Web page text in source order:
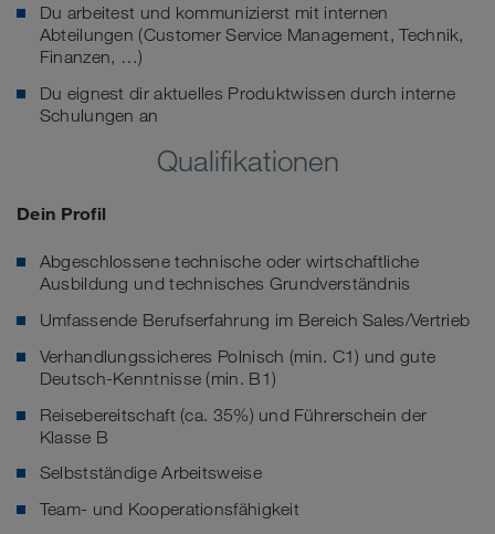
Du arbeitest und kommunizierst mit internen
Abteilungen (Customer Service Management, Technik,
Finanzen, …)
Du eignest dir aktuelles Produktwissen durch interne
Schulungen an
Qualifikationen
Dein Profil
Abgeschlossene technische oder wirtschaftliche
Ausbildung und technisches Grundverständnis
Umfassende Berufserfahrung im Bereich Sales/Vertrieb
Verhandlungssicheres Polnisch (min. C1) und gute
Deutsch-Kenntnisse (min. B1)
Reisebereitschaft (ca. 35%) und Führerschein der
Klasse B
Selbstständige Arbeitsweise
Team- und Kooperationsfähigkeit